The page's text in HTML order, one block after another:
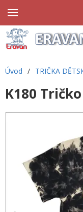
Úvod / TRIČKA
K180